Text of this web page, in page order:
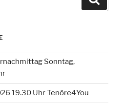
Sonntag,
19.30 Uhr Tenöre4You